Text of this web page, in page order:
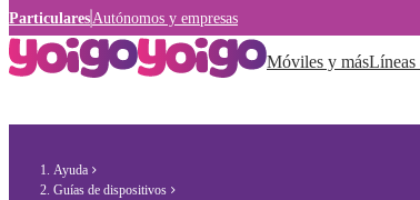
Particulares Autónomos y empresas
Móviles y másLíneas
Ayuda
Guías de dispositivos